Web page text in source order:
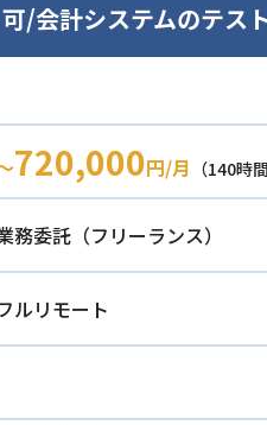
/会計システムのテス
720,000円/月 （140時
務委託（フリーランス）
ルリモート